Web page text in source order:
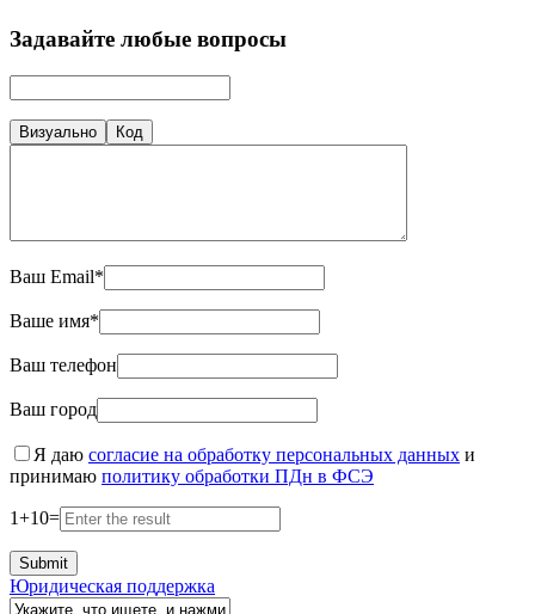
Задавайте любые вопросы
Визуально Код
Ваш Email*
Ваше имя*
Ваш телефон
Ваш город
Я даю согласие на обработку персональных данных и
принимаю политику обработки ПДн в ФСЭ
1+10=
Юридическая поддержка